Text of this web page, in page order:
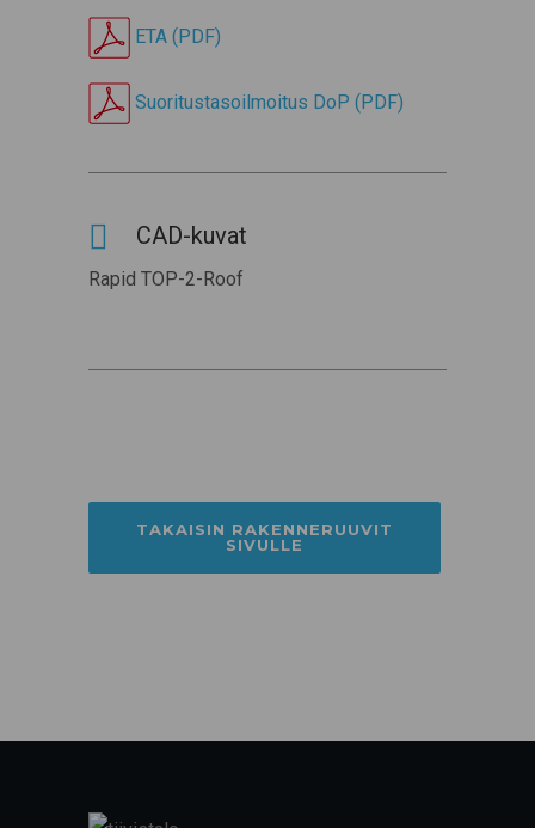
ETA (PDF)
Suoritustasoilmoitus DoP (PDF)
CAD-kuvat
Rapid TOP-2-Roof
TAKAISIN RAKENNERUUVIT
SIVULLE